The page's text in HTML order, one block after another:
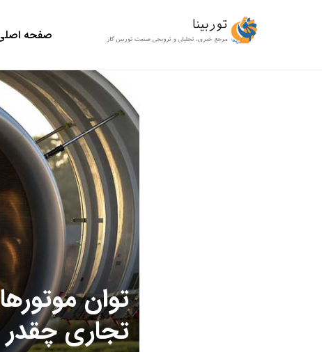
صفحه
توان
تجاری